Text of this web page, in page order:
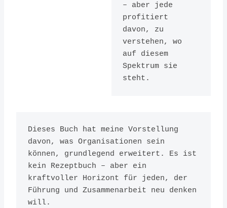
Nelson Parker
ISBN:
2960133501
– aber jede
profitiert
davon, zu
verstehen, wo
auf diesem
Spektrum sie
steht.
Dieses Buch hat meine Vorstellung
davon, was Organisationen sein
können, grundlegend erweitert. Es ist
kein Rezeptbuch – aber ein
kraftvoller Horizont für jeden, der
Führung und Zusammenarbeit neu denken
will.